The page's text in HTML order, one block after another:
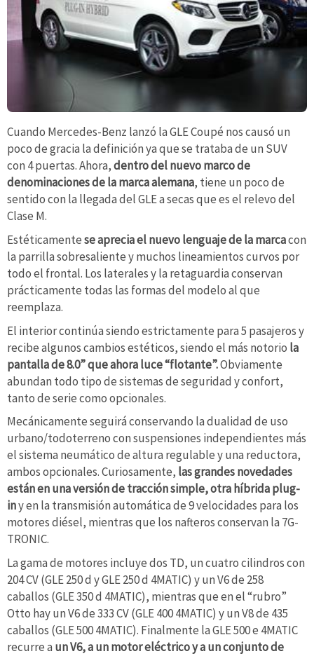
Cuando Mercedes-Benz lanzó la GLE Coupé nos causó un
poco de gracia la definición ya que se trataba de un SUV
con 4 puertas. Ahora,dentro del nuevo marco de
denominaciones de la marca alemana, tiene un poco de
sentido con la llegada del GLE a secas que es el relevo del
Clase M.
Estéticamentese aprecia el nuevo lenguaje de la marcacon
la parrilla sobresaliente y muchos lineamientos curvos por
todo el frontal. Los laterales y la retaguardia conservan
prácticamente todas las formas del modelo al que
reemplaza.
El interior continúa siendo estrictamente para 5 pasajeros y
recibe algunos cambios estéticos, siendo el más notorio la
pantalla de 8.0” que ahora luce “flotante”.Obviamente
abundan todo tipo de sistemas de seguridad y confort,
tanto de serie como opcionales.
Mecánicamente seguirá conservando la dualidad de uso
urbano/todoterreno con suspensiones independientes más
el sistema neumático de altura regulable y una reductora,
ambos opcionales. Curiosamente, las grandes novedades
están en una versión de tracción simple, otra híbrida plug-
iny en la transmisión automática de 9 velocidades para los
motores diésel, mientras que los nafteros conservan la 7G-
TRONIC.
La gama de motores incluye dos TD, un cuatro cilindros con
204 CV (GLE 250 d y GLE 250 d 4MATIC) y un V6 de 258
caballos (GLE 350 d 4MATIC), mientras que en el “rubro”
Otto hay un V6 de 333 CV (GLE 400 4MATIC) y un V8 de 435
caballos (GLE 500 4MATIC). Finalmente la GLE 500 e 4MATIC
recurre a un V6, a un motor eléctrico y a un conjunto de